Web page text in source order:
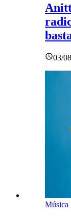
03/
Música